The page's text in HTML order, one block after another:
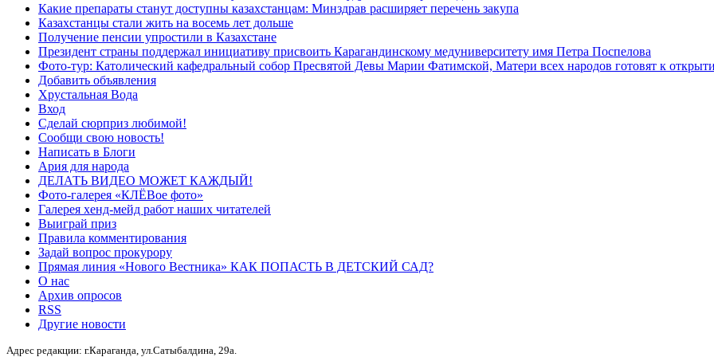
Какие препараты станут доступны казахстанцам: Минздрав расширяет перечень закупа
Казахстанцы стали жить на восемь лет дольше
Получение пенсии упростили в Казахстане
Президент страны поддержал инициативу присвоить Карагандинскому медуниверситету имя Петра Поспелова
Фото-тур: Католический кафедральный собор Пресвятой Девы Марии Фатимской, Матери всех народов готовят к
Добавить объявления
Хрустальная Вода
Вход
Сделай сюрприз любимой!
Сообщи свою новость!
Написать в Блоги
Ария для народа
ДЕЛАТЬ ВИДЕО МОЖЕТ КАЖДЫЙ!
Фото-галерея «КЛЁВое фото»
Галерея хенд-мейд работ наших читателей
Выиграй приз
Правила комментирования
Задай вопрос прокурору
Прямая линия «Нового Вестника» КАК ПОПАСТЬ В ДЕТСКИЙ САД?
О нас
Архив опросов
RSS
Другие новости
Адрес редакции: г.Караганда, ул.Сатыбалдина, 29а.